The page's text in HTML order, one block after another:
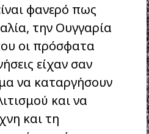
φανερό πως
την Ουγγαρία
οι πρόσφατα
είχαν σαν
να καταργήσουν
και να
και τη